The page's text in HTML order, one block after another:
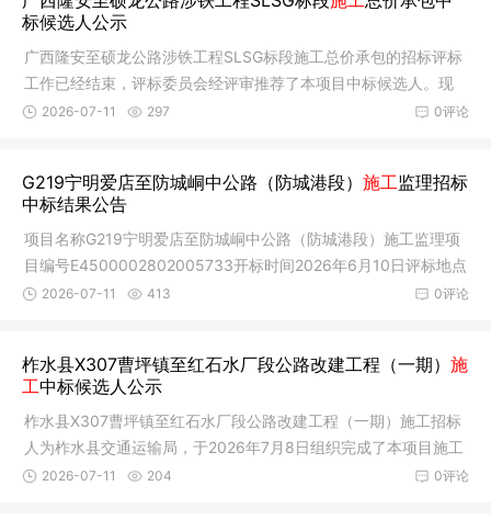
标候选人公示
广西隆安至硕龙公路涉铁工程SLSG标段施工总价承包的招标评标
工作已经结束，评标委员会经评审推荐了本项目中标候选人。现
就本次招
0评论
2026-07-11 297
G219宁明爱店至防城峒中公路（防城港段） 施工监理招标
中标结果公告
项目名称G219宁明爱店至防城峒中公路（防城港段）施工监理项
目编号E4500002802005733开标时间2026年6月10日评标地点
广西壮族自治
0评论
2026-07-11 413
柞水县X307曹坪镇至红石水厂段公路改建工程（一期） 施
工中标候选人公示
柞水县X307曹坪镇至红石水厂段公路改建工程（一期）施工招标
人为柞水县交通运输局，于2026年7月8日组织完成了本项目施工
招标、评
0评论
2026-07-11 204